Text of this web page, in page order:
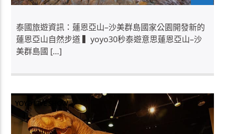
泰國旅遊資訊：蓮恩亞山–沙美群島國家公園開發新的
蓮恩亞山自然步道 ▍yoyo30秒泰遊意思蓮恩亞山–沙
美群島國 […]
YOYO LIVE SHOW